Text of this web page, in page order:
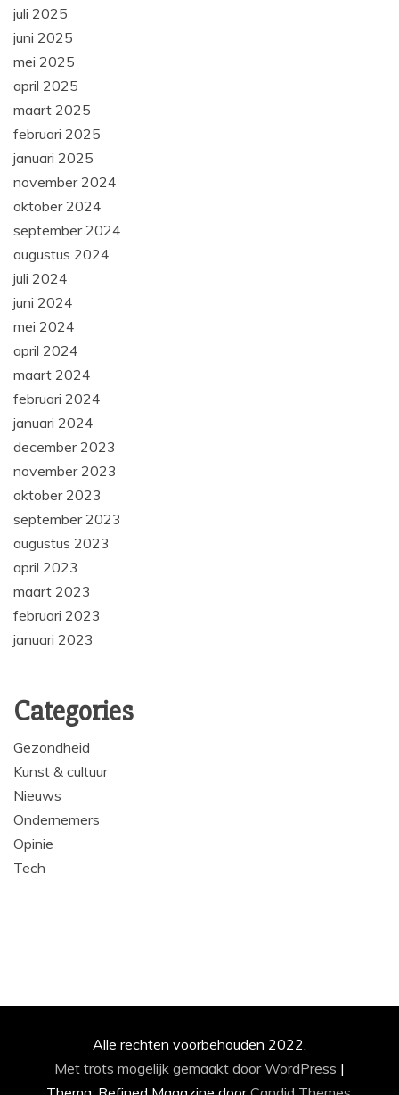
juli 2025
juni 2025
mei 2025
april 2025
maart 2025
februari 2025
januari 2025
november 2024
oktober 2024
september 2024
augustus 2024
juli 2024
juni 2024
mei 2024
april 2024
maart 2024
februari 2024
januari 2024
december 2023
november 2023
oktober 2023
september 2023
augustus 2023
april 2023
maart 2023
februari 2023
januari 2023
Categories
Gezondheid
Kunst & cultuur
Nieuws
Ondernemers
Opinie
Tech
Alle rechten voorbehouden 2022.
Met trots mogelijk gemaakt door WordPress |